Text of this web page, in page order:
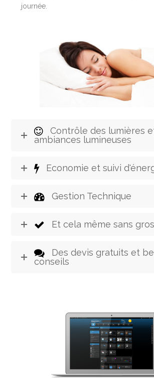
journée.
Contrôle des lumières
ambiances lumineuses
Economie et suivi
Gestion Technique
Et cela même sans
Des devis gratuits et
conseils